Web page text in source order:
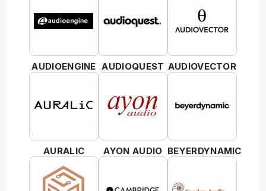
AUDIOENGINE AUDIOQUEST AUDIOVECTOR
AURALIC AYON AUDIO BEYERDYNAMIC